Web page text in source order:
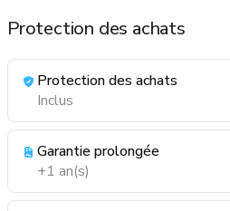
Protection des achats
Protection des achats
Inclus
Garantie prolongée
+1 an(s)